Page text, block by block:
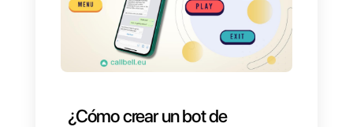
clientes de manera eficiente,
sencilla y eficaz. Esta manera
sobre todo para los procesos